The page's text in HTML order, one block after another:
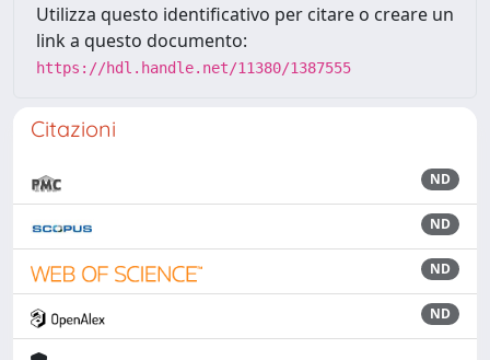
Utilizza questo identificativo per citare o creare un
link a questo documento:
https://hdl.handle.net/11380/1387555
Citazioni
ND
ND
ND
ND